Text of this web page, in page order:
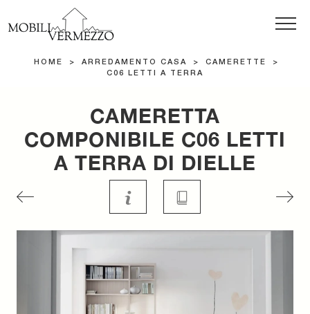
HOME > ARREDAMENTO CASA > CAMERETTE
>
C06 LETTI A TERRA
CAMERETTA
COMPONIBILE C06 LETTI
A TERRA DI DIELLE